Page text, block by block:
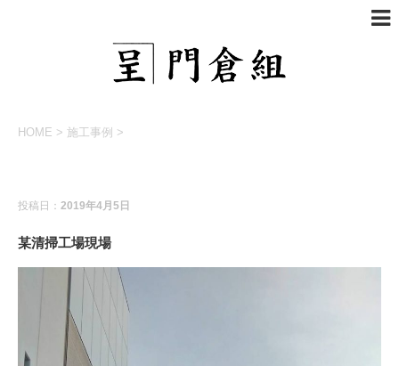
HOME > 施工事例 >
投稿日： 2019年4月5日
某清掃工場現場